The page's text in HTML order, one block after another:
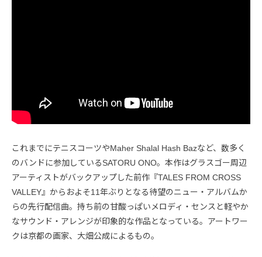
これまでにテニスコーツやMaher Shalal Hash Bazなど、数多く
のバンドに参加しているSATORU ONO。本作はグラスゴー周辺
アーティストがバックアップした前作『TALES FROM CROSS
VALLEY』からおよそ11年ぶりとなる待望のニュー・アルバムか
らの先行配信曲。持ち前の甘酸っぱいメロディ・センスと軽やか
なサウンド・アレンジが印象的な作品となっている。アートワー
クは京都の画家、大畑公成によるもの。